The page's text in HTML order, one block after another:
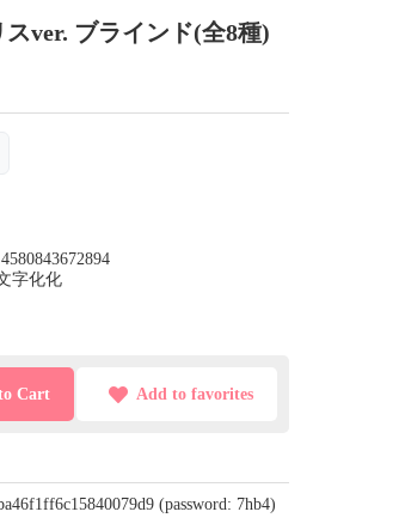
ver. ブラインド(全8種)
4580843672894
字化化
Cart Add to favorites
(password: 7hb4)